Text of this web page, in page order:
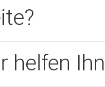
helfen